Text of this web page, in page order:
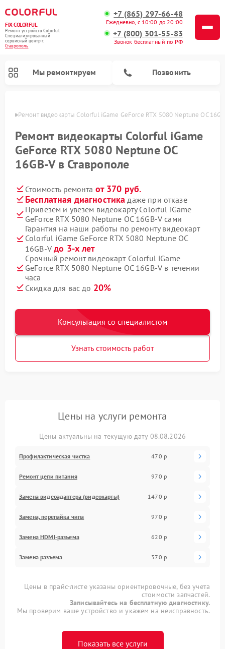
FIX-COLORFUL
Ремонт устройств Colorful
Специализированный
cервисный центр г.
Ставрополь
+7 (865) 297-66-48
Ежедневно, с 10:00 до 20:00
+7 (800) 301-55-83
Звонок бесплатный по РФ
Мы ремонтируем Позвонить
Ремонт видеокарты Colorful iGame GeForce RTX 5080 Neptune OC
Ремонт видеокарты Colorful iGame
GeForce RTX 5080 Neptune OC
16GB-V в Ставрополе
Стоимость ремонта от 370 руб.
Бесплатная диагностика даже при отказе
Привезем и увезем видеокарту Colorful iGame
GeForce RTX 5080 Neptune OC 16GB-V сами
Гарантия на наши работы по ремонту видеокарт
Colorful iGame GeForce RTX 5080 Neptune OC
16GB-Vдо 3-х лет
Срочный ремонт видеокарт Colorful iGame
GeForce RTX 5080 Neptune OC 16GB-V в течении
часа
Скидка для вас до 20%
Консультация со специалистом
Узнать стоимость работ
Цены на услуги ремонта
Цены актуальны на текущую дату 08.08.2026
Профилактическая чистка 470 р
Ремонт цепи питания 970 р
Замена видеоадаптера (видеокарты) 1470 р
Замена, перепайка чипа 970 р
Замена HDMI-разъема 620 р
Замена разъема 370 р
Цены в прайс-листе указаны ориентировочные, без учета
стоимости запчастей.
Записывайтесь на бесплатную диагностику.
Мы проверим ваше устройство и укажем на неисправность.
Показать все услуги